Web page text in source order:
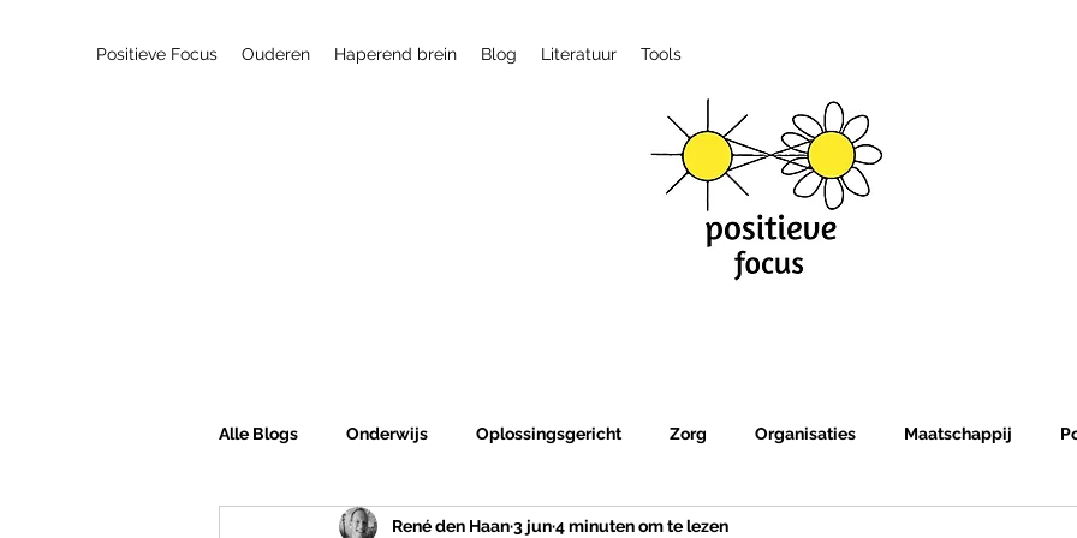
Positieve Focus Ouderen Haperend brein Blog Literatuur Tools
Alle Blogs Onderwijs Oplossingsgericht Zorg Organisaties Maatschappij
René den Haan3 jun4 minuten om te lezen